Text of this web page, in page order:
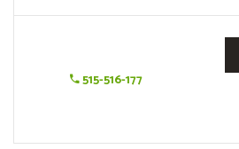
515-516-177